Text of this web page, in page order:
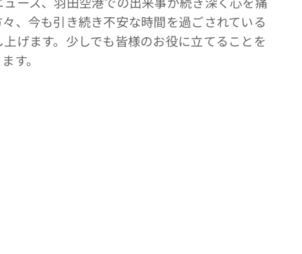
、今も引き続き不安な時間を過ごされている
げます。少しでも皆様のお役に立てることを
す。